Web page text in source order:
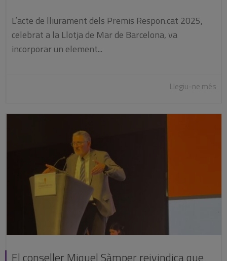
L’acte de lliurament dels Premis Respon.cat 2025,
celebrat a la Llotja de Mar de Barcelona, va
incorporar un element...
Llegiu-ne més
El conseller Miquel Sàmper reivindica que